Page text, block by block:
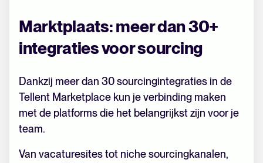
Marktplaats: meer dan 30+
integraties voor sourcing
Dankzij meer dan 30 sourcingintegraties in de
Tellent Marketplace kun je verbinding maken
met de platforms die het belangrijkst zijn voor je
team.
Van vacaturesites tot niche sourcingkanalen,